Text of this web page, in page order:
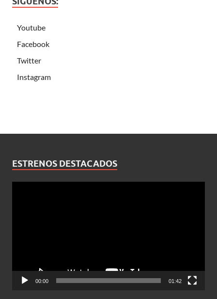
Youtube
Facebook
Twitter
Instagram
ESTRENOS DESTACADOS
00:00 01:42